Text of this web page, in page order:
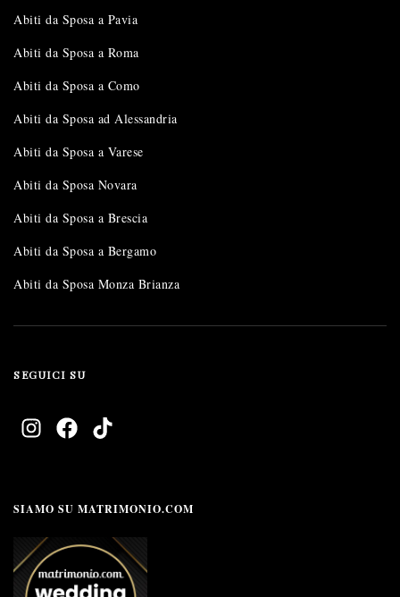
Abiti da Sposa a Pavia
Abiti da Sposa a Roma
Abiti da Sposa a Como
Abiti da Sposa ad Alessandria
Abiti da Sposa a Varese
Abiti da Sposa Novara
Abiti da Sposa a Brescia
Abiti da Sposa a Bergamo
Abiti da Sposa Monza Brianza
SEGUICI SU
SIAMO SU MATRIMONIO.COM